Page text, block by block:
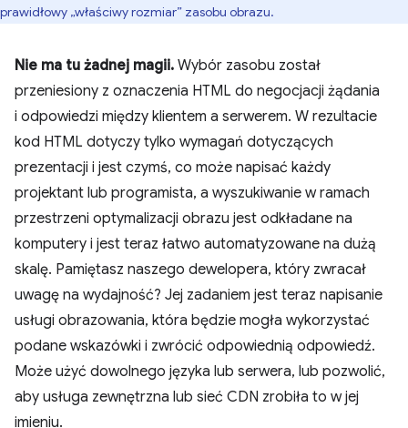
prawidłowy „właściwy rozmiar” zasobu obrazu.
Nie ma tu żadnej magii. Wybór zasobu został
przeniesiony z oznaczenia HTML do negocjacji żądania
i odpowiedzi między klientem a serwerem. W rezultacie
kod HTML dotyczy tylko wymagań dotyczących
prezentacji i jest czymś, co może napisać każdy
projektant lub programista, a wyszukiwanie w ramach
przestrzeni optymalizacji obrazu jest odkładane na
komputery i jest teraz łatwo automatyzowane na dużą
skalę. Pamiętasz naszego dewelopera, który zwracał
uwagę na wydajność? Jej zadaniem jest teraz napisanie
usługi obrazowania, która będzie mogła wykorzystać
podane wskazówki i zwrócić odpowiednią odpowiedź.
Może użyć dowolnego języka lub serwera, lub pozwolić,
aby usługa zewnętrzna lub sieć CDN zrobiła to w jej
imieniu.